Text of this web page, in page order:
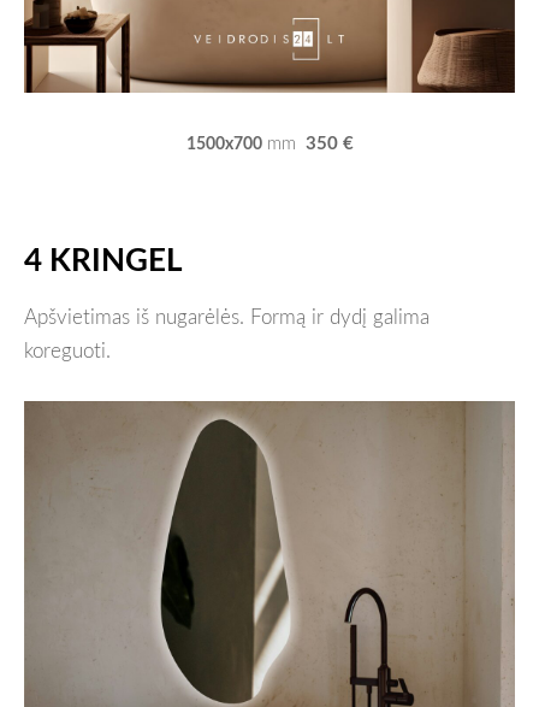
1500x700mm 350 €
4 KRINGEL
Apšvietimas iš nugarėlės. Formą ir dydį galima
koreguoti.